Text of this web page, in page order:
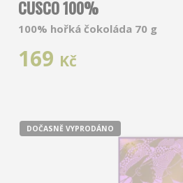
CUSCO 100%
100% hořká čokoláda 70 g
169 Kč
DOČASNĚ VYPRODÁNO